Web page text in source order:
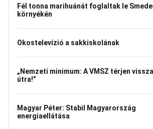
Fél tonna marihuánát foglaltak le
környékén
Okostelevízió a sakkiskolának
„Nemzeti minimum: A VMSZ térjen
útra!”
Magyar Péter: Stabil Magyarország
energiaellátása